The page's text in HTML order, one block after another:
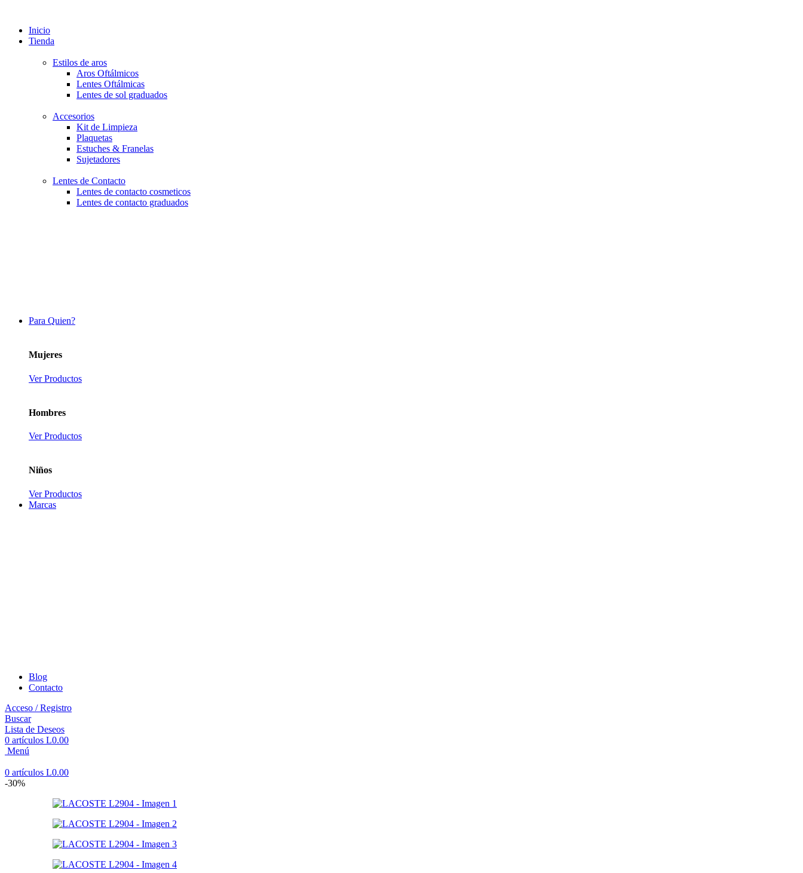
Inicio
Tienda
Estilos de aros
Aros Oftálmicos
Lentes Oftálmicas
Lentes de sol graduados
Accesorios
Kit de Limpieza
Plaquetas
Estuches & Franelas
Sujetadores
Lentes de Contacto
Lentes de contacto cosmeticos
Lentes de contacto graduados
Para Quien?
Mujeres
Ver Productos
Hombres
Ver Productos
Niños
Ver Productos
Marcas
Blog
Contacto
Acceso / Registro
Buscar
Lista de Deseos
0 artículos L0.00
Menú
0 artículos L0.00
-30%